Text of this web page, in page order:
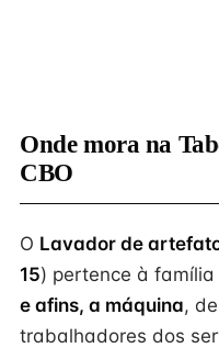
Onde mora na
CBO
O Lavador de
15) pertence à família
e afins, a máquina,
trabalhadores dos